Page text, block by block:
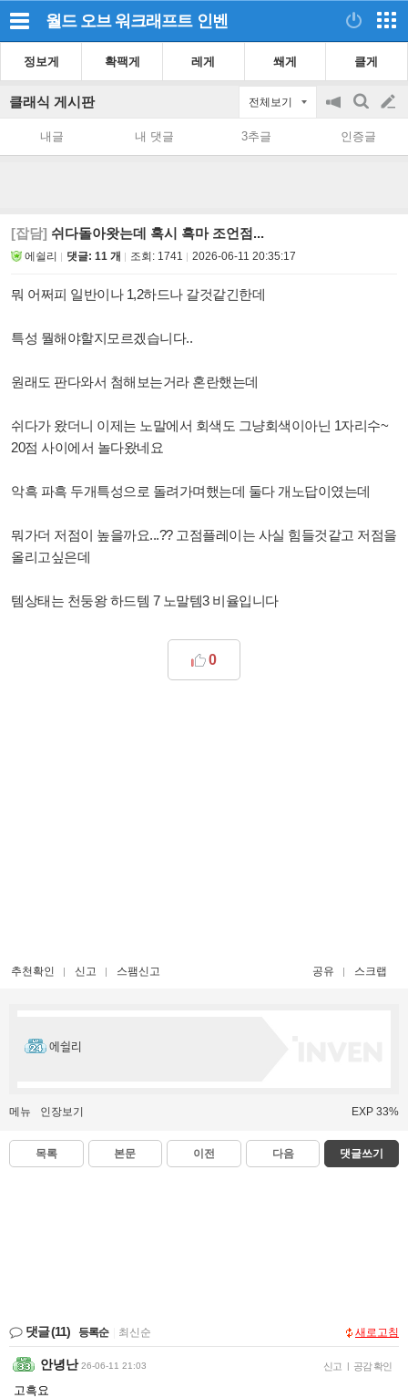
월드 오브 워크래프트 인벤
정보게 확팩게 레게 쐐게 클게
클래식 게시판 전체보기
공
on/off
검
색
글
쓰
내글 내 댓글 3추글 인증글
[잡담] 쉬다돌아왓는데 혹시 흑마 조언점...
에쉴리 댓글: 11 개 조회: 1741 2026-06-11 20:35:17
뭐 어쩌피 일반이나 1,2하드나 갈것같긴한데
특성 뭘해야할지모르겠습니다..
원래도 판다와서 첨해보는거라 혼란했는데
쉬다가 왔더니 이제는 노말에서 회색도 그냥회색이아닌 1자리수~
20점 사이에서 놀다왔네요
악흑 파흑 두개특성으로 돌려가며했는데 둘다 개노답이였는데
뭐가더 저점이 높을까요...?? 고점플레이는 사실 힘들것같고 저점을
올리고싶은데
템상태는 천둥왕 하드템 7 노말템3 비율입니다
0
추천확인 신고 스팸신고 공유 스크랩
에쉴리
메뉴 인장보기 EXP 33%
목록 본문 이전 다음 댓글쓰기
댓글(11) 등록순 최신순 새로고침
안녕난 26-06-11 21:03 신고 | 공감 확인
고흑요